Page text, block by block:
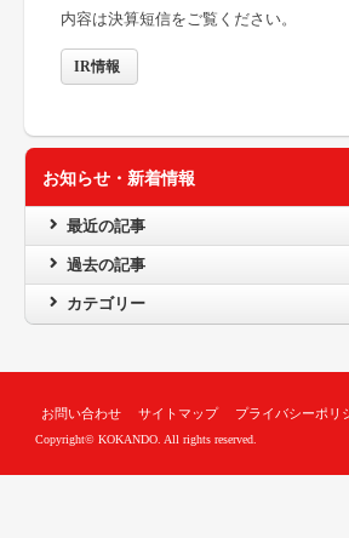
内容は決算短信をご覧ください。
IR情報
お知らせ・新着情報
最近の記事
過去の記事
カテゴリー
お問い合わせ サイトマップ プライバシーポリ
Copyright© KOKANDO. All rights reserved.